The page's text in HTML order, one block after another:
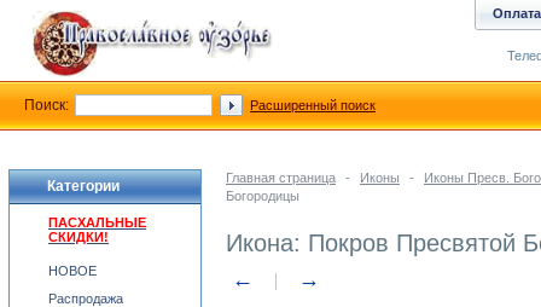
Главная страница - Иконы -
Иконы Пресв.
Богородицы
Икона: Покров Пресвятой
← →
Категории
ПАСХАЛЬНЫЕ
СКИДКИ!
НОВОЕ
Распродажа
Оплата
Поиск: Расширенный поиск